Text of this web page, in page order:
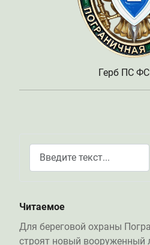
Читаемое
Для береговой охраны
строят новый вооруженный
Герб ПС